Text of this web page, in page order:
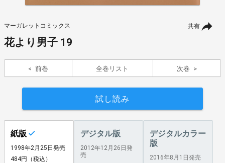
共有
マーガレットコミックス
花より男子 19
前巻 全巻リスト 次巻
試し読み
紙版
1998年2月25日発売
484円（税込）
デジタル版
2012年12月26日発
売
デジタルカラー
版
2016年8月1日発売